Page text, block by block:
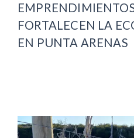
FORTALECEN LA
EN PUNTA ARENAS